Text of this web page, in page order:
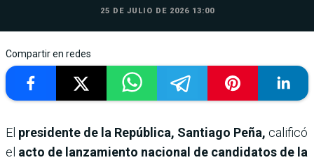
25 DE JULIO DE 2026 13:00
Compartir en redes
El presidente de la República, Santiago Peña, calificó
el acto de lanzamiento nacional de candidatos de la